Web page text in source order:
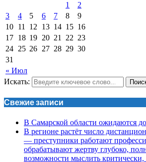
« Июл
1
2
3
4 5 6 7 8
9
10 11 12 13 14 15 16
17 18 19 20 21 22 23
24 25 26 27 28 29 30
31
Искать:
Свежие записи
В Самарской области ожидаются
В регионе растёт число
— преступники работают
обрабатывают жертву глубоко,
возможности мыслить критически,